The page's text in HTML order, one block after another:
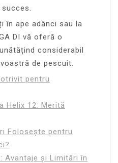
în ape adânci sau la
DI vă oferă o
considerabil
de pescuit.
pentru
Helix 12: Merită
Folosește pentru
Avantaje și Limitări în